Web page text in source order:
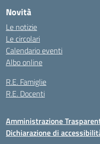
Novità
Le notizie
Le circolari
Calendario eventi
Albo online
R.E. Famiglie
R.E. Docenti
Amministrazione
Dichiarazione di